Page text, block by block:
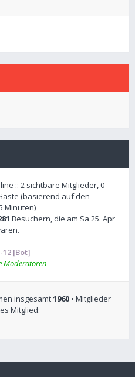
:: 2 sichtbare Mitglieder, 0
(basierend auf den
Minuten)
Besuchern, die am Sa 25. Apr
[Bot]
Moderatoren
insgesamt1960 • Mitglieder
Mitglied: